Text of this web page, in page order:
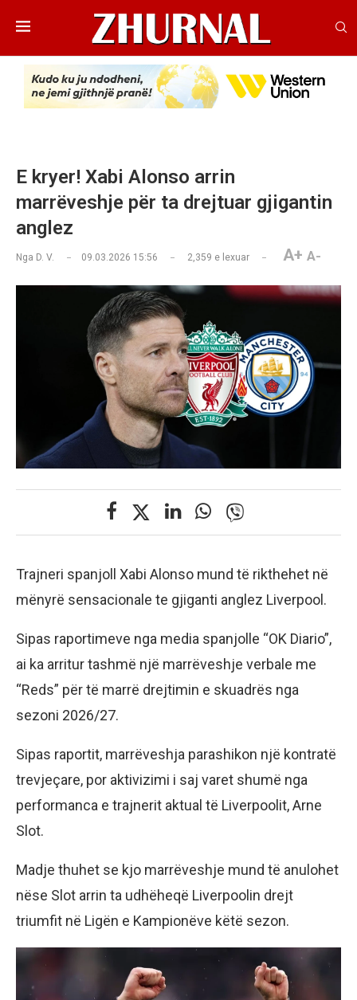
E kryer! Xabi Alonso arrin
marrëveshje për ta drejtuar gjigantin
anglez
Nga D. V. 09.03.2026 15:56 2,359 e lexuar A+ A-
Trajneri spanjoll Xabi Alonso mund të rikthehet në
mënyrë sensacionale te gjiganti anglez Liverpool.
Sipas raportimeve nga media spanjolle “OK Diario”,
ai ka arritur tashmë një marrëveshje verbale me
“Reds” për të marrë drejtimin e skuadrës nga
sezoni 2026/27.
Sipas raportit, marrëveshja parashikon një kontratë
trevjeçare, por aktivizimi i saj varet shumë nga
performanca e trajnerit aktual të Liverpoolit, Arne
Slot.
Madje thuhet se kjo marrëveshje mund të anulohet
nëse Slot arrin ta udhëheqë Liverpoolin drejt
triumfit në Ligën e Kampionëve këtë sezon.